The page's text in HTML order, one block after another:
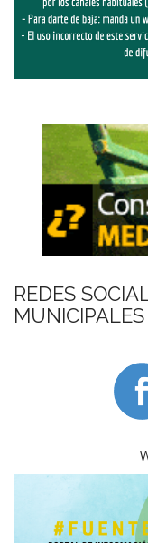
REDES
MUNICIPALES